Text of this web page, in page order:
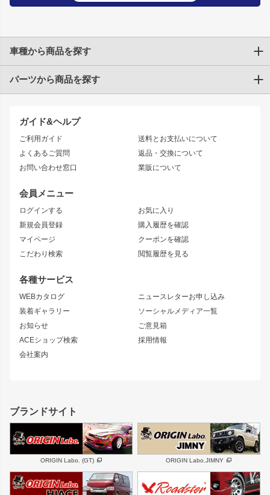
ガイド&ヘルプ
ご利用ガイド
よくあるご質問
お問い合わせ窓口
送料とお支払いについて
返品・交換について
業販について
会員メニュー
ログインする
新規会員登録
マイページ
こだわり検索
お気に入り
購入履歴を確認
クーポンを確認
閲覧履歴を見る
各種サービス
WEBカタログ
装着ギャラリー
お知らせ
ACEショップ検索
会社案内
ニュースレターお申し込み
ソーシャルメディア一覧
ご意見箱
採用情報
車種から商品を探す
トヨタ
JZX90 CHASER
JZX110 MARK II
JZX100 MARK II
JZX90 MARK II
トレノ
マークX
アリスト
ソアラ
アルテッツァ
ニッサン
S15 シルビア
S14 シルビア 後期
S13 シルビア
180SX
シルエイティ
ワンビア
ローレル
セフィーロ
キャラバン
スズキ
GS350
SC
スバル 三菱
デリカ D:5
軽自動車 汎用
パーツから商品を探す
エアロシリーズ
ドリフトライン
風神
雷神
レーシングライン
アタックライン
ストリームライン
リアウイング
ジムニーパーツ
ホイール
MUD-S7
MUD-SR7
まつど家 鉄漢
ボンネット
フェンダー
サイドパーツ
リアゲート
メンテナンスパーツ
ハイエースパーツ
ホイール
DAYTONA-RS
DAYTONA-RS NEO
ブランドサイト
ORIGIN Labo. (GT) ORIGIN Labo.JIMNY